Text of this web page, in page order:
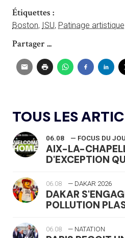
Étiquettes :
Boston, ISU, Patinage artistique
Partager ...
TOUS LES
06.08 — FOCUS DU
AIX-LA-
D'EXCEPTION
06.08 — DAKAR 2026
DAKAR
POLLUTION
06.08 — NATATION